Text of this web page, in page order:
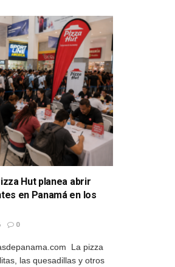
Hut planea abrir
en Panamá en los
0
La pizza
las quesadillas y otros